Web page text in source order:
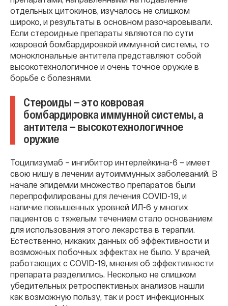
отдельных цитокинов, изучалось не слишком
широко, и результаты в основном разочаровывали.
Если стероидные препараты являются по сути
ковровой бомбардировкой иммунной системы, то
моноклональные антитела представляют собой
высокотехнологичное и очень точное оружие в
борьбе с болезнями.
Стероиды — это ковровая
бомбардировка иммунной системы, а
антитела — высокотехнологичное
оружие
Тоцилизумаб – ингибитор интерлейкина-6 – имеет
свою нишу в лечении аутоиммунных заболеваний. В
начале эпидемии множество препаратов были
перепрофилированы для лечения COVID-19, и
наличие повышенных уровней ИЛ-6 у многих
пациентов с тяжелым течением стало основанием
для использования этого лекарства в терапии.
Естественно, никаких данных об эффективности и
возможных побочных эффектах не было. У врачей,
работающих с COVID-19, мнения об эффективности
препарата разделились. Несколько не слишком
убедительных ретроспективных анализов нашли
как возможную пользу, так и рост инфекционных